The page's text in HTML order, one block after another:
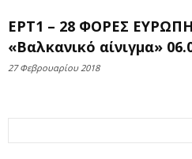
ΕΡΤ1 – 28 ΦΟΡΕΣ ΕΥΡΩΠΗ
«Βαλκανικό αίνιγμα»
27 Φεβρουαρίου 2018